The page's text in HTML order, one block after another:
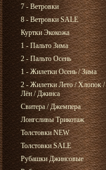
7 - Ветровки
8 - Ветровки SALE
Куртки Экокожа
1 - Пальто Зима
2 - Пальто Осень
1 - Жилетки Осень / Зима
2 - Жилетки Лето / Хлопок /
Лён / Джинса
Свитера / Джемпера
Лонгсливы Трикотаж
Толстовки NEW
Толстовки SALE
Рубашки Джинсовые